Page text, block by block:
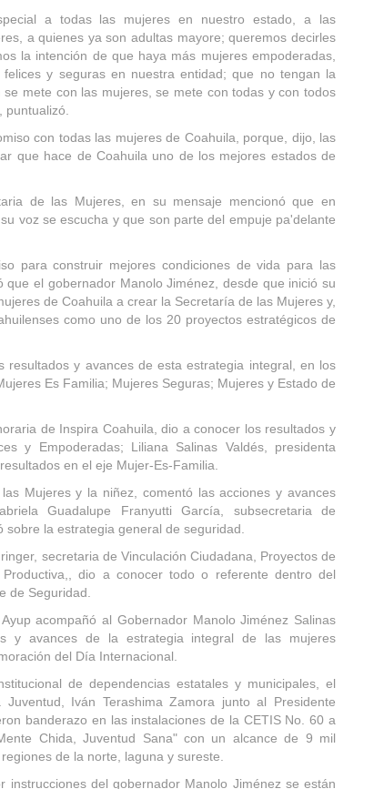
a todas las mujeres en nuestro estado, a las
a quienes ya son adultas mayore; queremos decirles
la intención de que haya más mujeres empoderadas,
y seguras en nuestra entidad; que no tengan la
mete con las mujeres, se mete con todas y con todos
con todas las mujeres de Coahuila, porque, dijo, las
que hace de Coahuila uno de los mejores estados de
de las Mujeres, en su mensaje mencionó que en
voz se escucha y que son parte del empuje pa'delante
para construir mejores condiciones de vida para las
que el gobernador Manolo Jiménez, desde que inició su
de Coahuila a crear la Secretaría de las Mujeres y,
como uno de los 20 proyectos estratégicos de
resultados y avances de esta estrategia integral, en los
Es Familia; Mujeres Seguras; Mujeres y Estado de
de Inspira Coahuila, dio a conocer los resultados y
y Empoderadas; Liliana Salinas Valdés, presidenta
en el eje Mujer-Es-Familia.
Mujeres y la niñez, comentó las acciones y avances
Guadalupe Franyutti García, subsecretaria de
la estrategia general de seguridad.
secretaria de Vinculación Ciudadana, Proyectos de
dio a conocer todo o referente dentro del
de Seguridad.
acompañó al Gobernador Manolo Jiménez Salinas
y avances de la estrategia integral de las mujeres
del Día Internacional.
de dependencias estatales y municipales, el
Iván Terashima Zamora junto al Presidente
banderazo en las instalaciones de la CETIS No. 60 a
Chida, Juventud Sana" con un alcance de 9 mil
de la norte, laguna y sureste.
instrucciones del gobernador Manolo Jiménez se están